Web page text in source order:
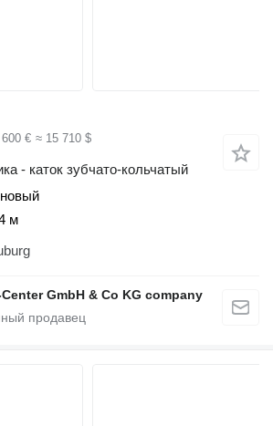
600 € ≈ 15 710 $
- каток зубчато-кольчатый
новый
м
GmbH & Co KG company